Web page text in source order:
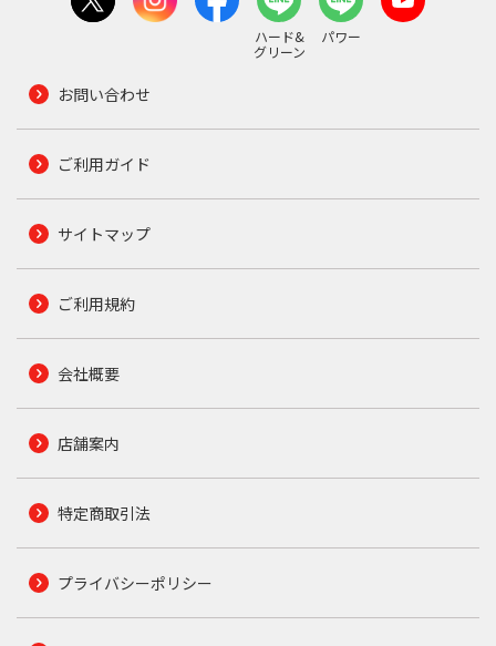
ハード&
グリーン
パワー
お問い合わせ
ご利用ガイド
サイトマップ
ご利用規約
会社概要
店舗案内
特定商取引法
プライバシーポリシー